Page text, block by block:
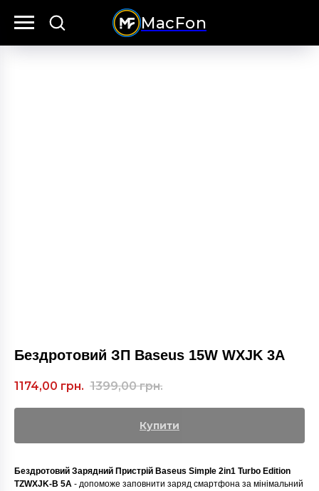
MacFon
Бездротовий ЗП Baseus 15W WXJK 3A
1174,00 грн. 1399,00 грн.
Купити
Бездротовий Зарядний Пристрій Baseus Simple 2in1 Turbo Edition
TZWXJK-B 5A - допоможе заповнити заряд смартфона за мінімальний